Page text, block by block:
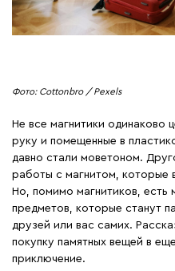
Фото: Сottonbro / Pexels
Не все магнитики одинаково
руку и помещенные в
давно стали моветоном.
работы с магнитом, которые
Но, помимо магнитиков, есть
предметов, которые станут
друзей или вас самих.
покупку памятных вещей в
приключение.